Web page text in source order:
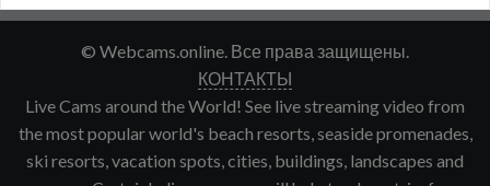
© Webcams.online. Все права защищены.
КОНТАКТЫ
Live Cams around the World! See live streaming video from
the most popular world's beach resorts, seaside promenades,
ski resorts, vacation spots, cities, buildings, landscapes and